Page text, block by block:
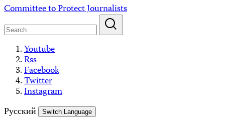
Skip
content
Committee to Protect Journalists
Youtube
Rss
Facebook
Twitter
Instagram
Русский
Switch Language